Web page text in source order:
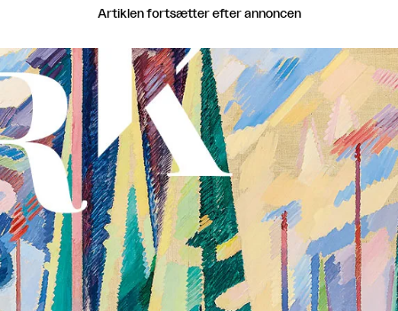
Artiklen fortsætter efter annoncen